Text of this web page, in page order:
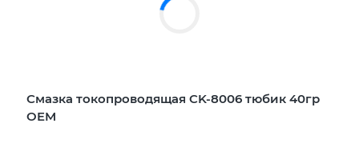
Смазка токопроводящая CK-8006 тюбик 40гр
OEM